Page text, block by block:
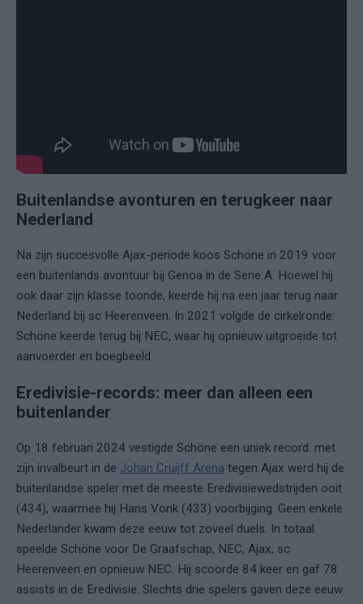
Buitenlandse avonturen en terugkeer naar
Nederland
Na zijn succesvolle Ajax-periode koos Schöne in 2019 voor
een buitenlands avontuur bij Genoa in de Serie A. Hoewel hij
ook daar zijn klasse toonde, keerde hij na een jaar terug naar
Nederland bij sc Heerenveen. In 2021 volgde de cirkelronde:
Schöne keerde terug bij NEC, waar hij opnieuw uitgroeide tot
aanvoerder en boegbeeld.
Eredivisie-records: meer dan alleen een
buitenlander
Op 18 februari 2024 vestigde Schöne een uniek record: met
zijn invalbeurt in de Johan Cruijff Arena tegen Ajax werd hij de
buitenlandse speler met de meeste Eredivisiewedstrijden ooit
(434), waarmee hij Hans Vonk (433) voorbijging. Geen enkele
Nederlander kwam deze eeuw tot zoveel duels. In totaal
speelde Schöne voor De Graafschap, NEC, Ajax, sc
Heerenveen en opnieuw NEC. Hij scoorde 84 keer en gaf 78
assists in de Eredivisie. Slechts drie spelers gaven deze eeuw